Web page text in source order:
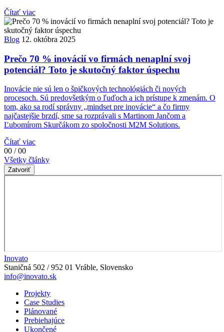
Čítať viac
Blog 12. októbra 2025
Prečo 70 % inovácií vo firmách nenaplní svoj
potenciál? Toto je skutočný faktor úspechu
Inovácie nie sú len o špičkových technológiách či nových
procesoch. Sú predovšetkým o ľuďoch a ich prístupe k zmenám. O
tom, ako sa rodí správny „mindset pre inovácie“ a čo firmy
najčastejšie brzdí, sme sa rozprávali s Martinom Jančom a
Ľubomírom Skurčákom zo spoločnosti M2M Solutions.
Čítať viac
00 / 00
Všetky články
Zatvoriť
Inovato
Staničná 502 / 952 01 Vráble, Slovensko
info@inovato.sk
Projekty
Case Studies
Plánované
Prebiehajúce
Ukončené